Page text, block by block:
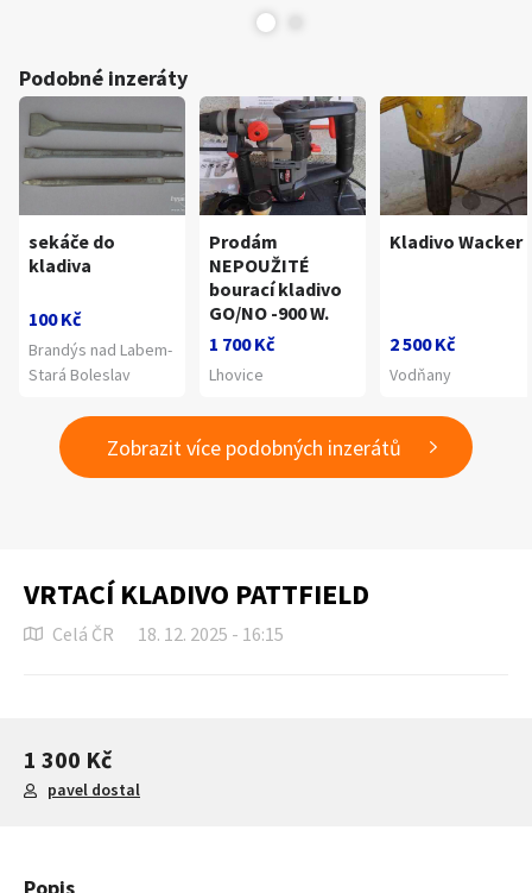
Podobné inzeráty
sekáče do
kladiva
100 Kč
Brandýs nad Labem-
Stará Boleslav
Prodám
NEPOUŽITÉ
bourací kladivo
GO/NO -900 W.
1 700 Kč
Lhovice
Kladivo Wacker
2 500 Kč
Vodňany
Zobrazit více podobných inzerátů
VRTACÍ KLADIVO PATTFIELD
Celá ČR 18. 12. 2025 - 16:15
1 300 Kč
pavel dostal